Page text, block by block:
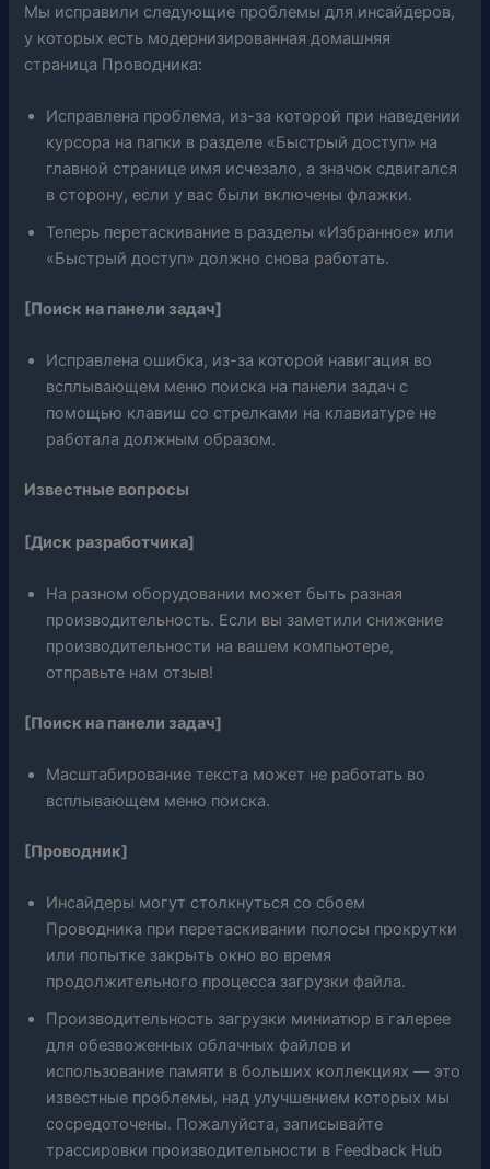
Мы исправили следующие проблемы для инсайдеров,
у которых есть модернизированная домашняя
страница Проводника:
Исправлена ​​проблема, из-за которой при наведении
курсора на папки в разделе «Быстрый доступ» на
главной странице имя исчезало, а значок сдвигался
в сторону, если у вас были включены флажки.
Теперь перетаскивание в разделы «Избранное» или
«Быстрый доступ» должно снова работать.
[Поиск на панели задач]
Исправлена ​​ошибка, из-за которой навигация во
всплывающем меню поиска на панели задач с
помощью клавиш со стрелками на клавиатуре не
работала должным образом.
Известные вопросы
[Диск разработчика]
На разном оборудовании может быть разная
производительность. Если вы заметили снижение
производительности на вашем компьютере,
отправьте нам отзыв!
[Поиск на панели задач]
Масштабирование текста может не работать во
всплывающем меню поиска.
[Проводник]
Инсайдеры могут столкнуться со сбоем
Проводника при перетаскивании полосы прокрутки
или попытке закрыть окно во время
продолжительного процесса загрузки файла.
Производительность загрузки миниатюр в галерее
для обезвоженных облачных файлов и
использование памяти в больших коллекциях — это
известные проблемы, над улучшением которых мы
сосредоточены. Пожалуйста, записывайте
трассировки производительности в Feedback Hub